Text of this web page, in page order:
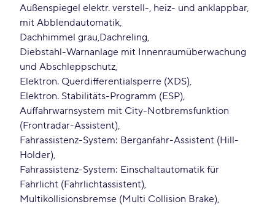
Außenspiegel elektr. verstell-, heiz- und anklappbar,
mit Abblendautomatik
Dachhimmel grau Dachreling
Diebstahl-Warnanlage mit Innenraumüberwachung
und Abschleppschutz
Elektron. Querdifferentialsperre (XDS)
Elektron. Stabilitäts-Programm (ESP)
Auffahrwarnsystem mit City-Notbremsfunktion
(Frontradar-Assistent)
Fahrassistenz-System: Berganfahr-Assistent (Hill-
Holder)
Fahrassistenz-System: Einschaltautomatik für
Fahrlicht (Fahrlichtassistent)
Multikollisionsbremse (Multi Collision Brake)